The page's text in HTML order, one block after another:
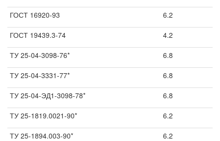
ГОСТ 16920-93 6.2
ГОСТ 19439.3-74 4.2
ТУ 25-04-3098-76* 6.8
ТУ 25-04-3331-77* 6.8
ТУ 25-04-ЭД1-3098-78* 6.8
ТУ 25-1819.0021-90* 6.2
ТУ 25-1894.003-90* 6.2